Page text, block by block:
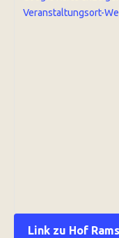
Veranstaltungsort-
Link zu Hof